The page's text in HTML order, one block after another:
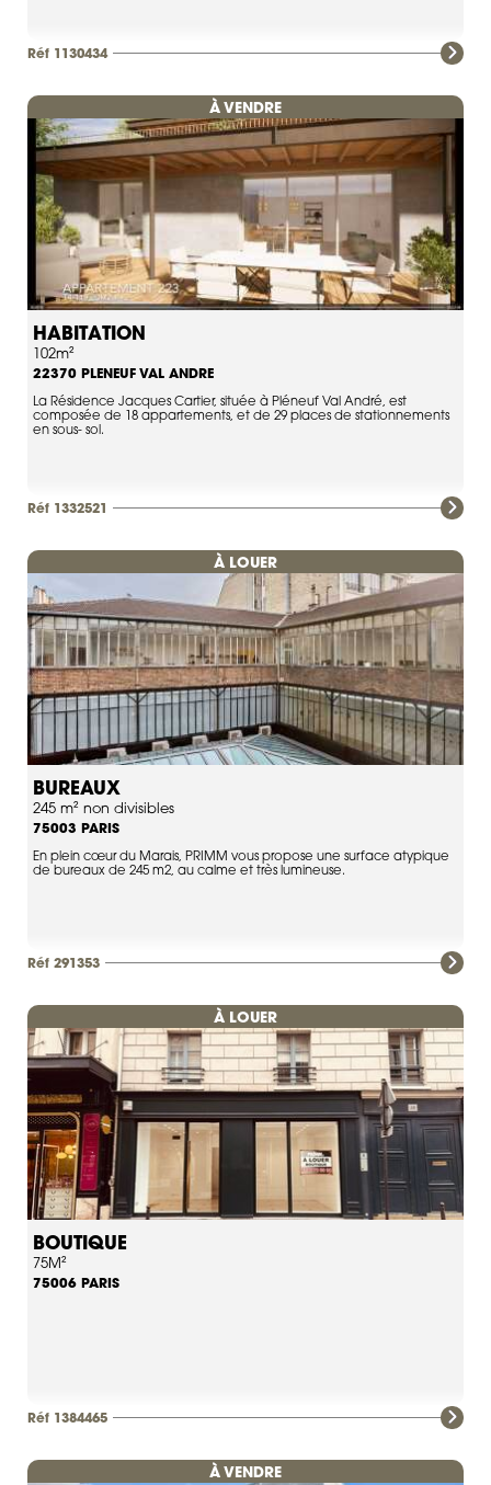
Réf 1130434
À VENDRE
HABITATION
102m²
22370 PLENEUF VAL ANDRE
La Résidence Jacques Cartier, située à Pléneuf Val André, est
composée de 18 appartements, et de 29 places de stationnements
en sous- sol.
Réf 1332521
À LOUER
BUREAUX
245 m² non divisibles
75003 PARIS
En plein cœur du Marais, PRIMM vous propose une surface atypique
de bureaux de 245 m2, au calme et très lumineuse.
Réf 291353
À LOUER
BOUTIQUE
75M²
75006 PARIS
Réf 1384465
À VENDRE